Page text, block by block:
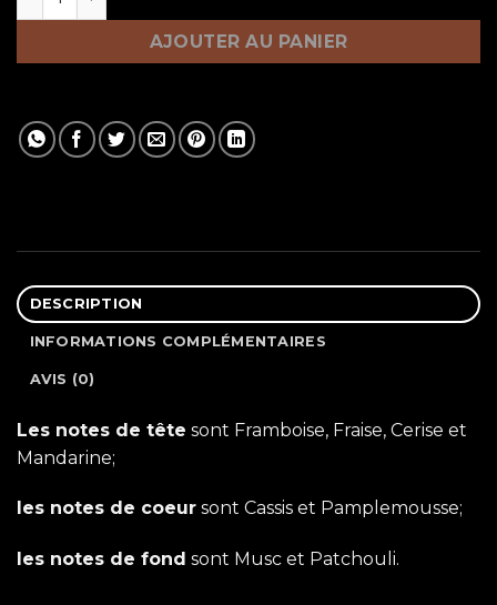
AJOUTER AU PANIER
DESCRIPTION
INFORMATIONS COMPLÉMENTAIRES
AVIS (0)
Les notes de tête sont Framboise, Fraise, Cerise et
Mandarine;
les notes de coeur sont Cassis et Pamplemousse;
les notes de fond sont Musc et Patchouli.